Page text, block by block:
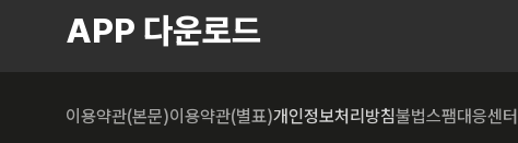
APP 다운로드
이용약관(본문)이용약관(별표)개인정보처리방침불법스팸대응센터